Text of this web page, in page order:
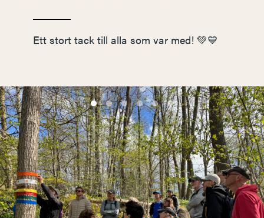
Ett stort tack till alla som var med! 💚💙